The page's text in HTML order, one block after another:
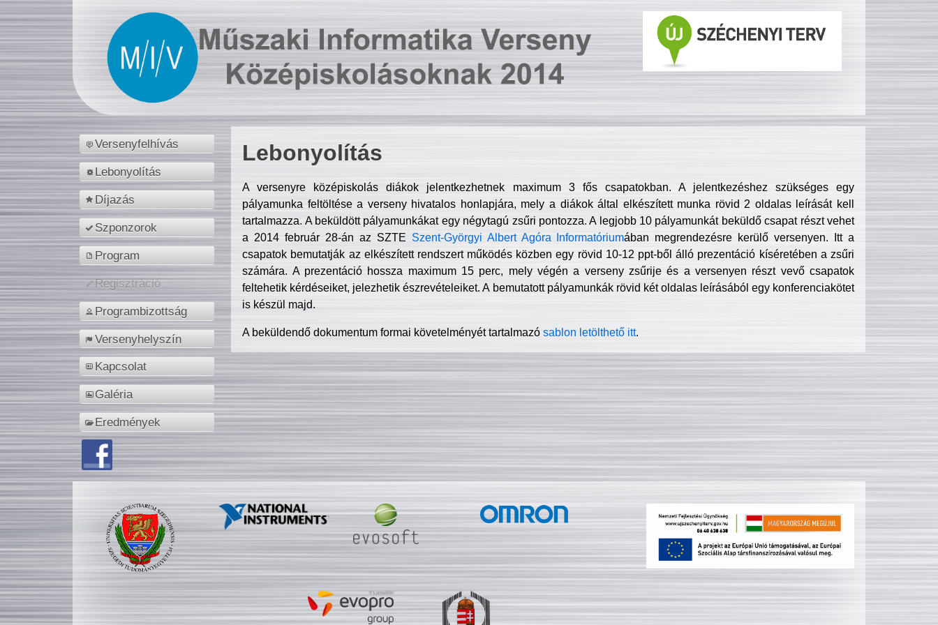
Versenyfelhívás
Lebonyolítás
Díjazás
Szponzorok
Program
Regisztráció
Programbizottság
Versenyhelyszín
Kapcsolat
Galéria
Eredmények
Lebonyolítás
A versenyre középiskolás diákok jelentkezhetnek maximum 3 fős csapatokban. A jelentkezéshez szükséges egy
pályamunka feltöltése a verseny hivatalos honlapjára, mely a diákok által elkészített munka rövid 2 oldalas leírását kell
tartalmazza. A beküldött pályamunkákat egy négytagú zsűri pontozza. A legjobb 10 pályamunkát beküldő csapat részt vehet
a 2014 február 28-án az SZTE Szent-Györgyi Albert Agóra Informatóriumában megrendezésre kerülő versenyen. Itt a
csapatok bemutatják az elkészített rendszert működés közben egy rövid 10-12 ppt-ből álló prezentáció kíséretében a zsűri
számára. A prezentáció hossza maximum 15 perc, mely végén a verseny zsűrije és a versenyen részt vevő csapatok
feltehetik kérdéseiket, jelezhetik észrevételeiket. A bemutatott pályamunkák rövid két oldalas leírásából egy konferenciakötet
is készül majd.
A beküldendő dokumentum formai követelményét tartalmazósablon letölthető itt.